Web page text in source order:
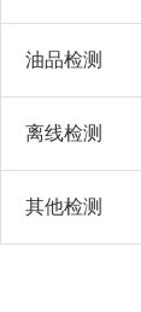
油品检测
离线检测
其他检测